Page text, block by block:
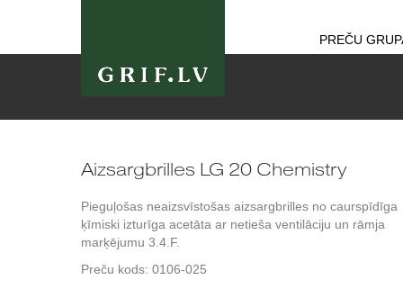
PREČU
Aizsargbrilles LG 20 Chemistry
Pieguļošas neaizsvīstošas aizsargbrilles no caurspīdīga
ķīmiski izturīga acetāta ar netieša ventilāciju un rāmja
marķējumu 3.4.F.
Preču kods: 0106-025